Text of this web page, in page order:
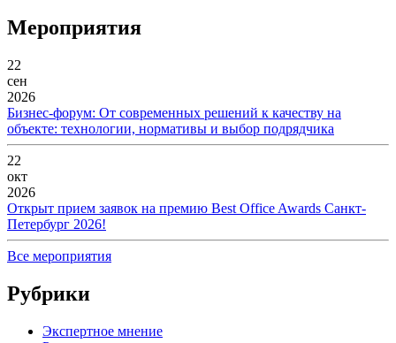
Мероприятия
22
сен
2026
Бизнес-форум: От современных решений к качеству на
объекте: технологии, нормативы и выбор подрядчика
22
окт
2026
Открыт прием заявок на премию Best Office Awards Санкт-
Петербург 2026!
Все мероприятия
Рубрики
Экспертное мнение